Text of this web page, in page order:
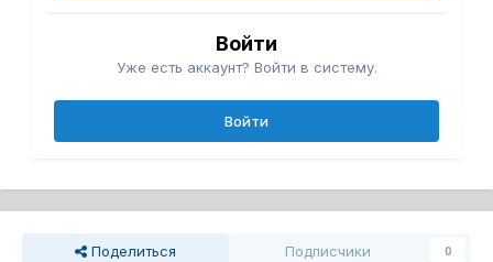
Войти
Уже есть аккаунт? Войти в систему.
Войти
Поделиться Подписчики 0